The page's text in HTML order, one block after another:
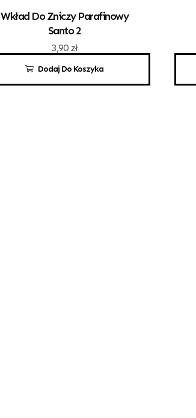
Dodaj Do Koszyka
Wkład Do Zniczy Parafinowy
Santo 2
3,90 zł